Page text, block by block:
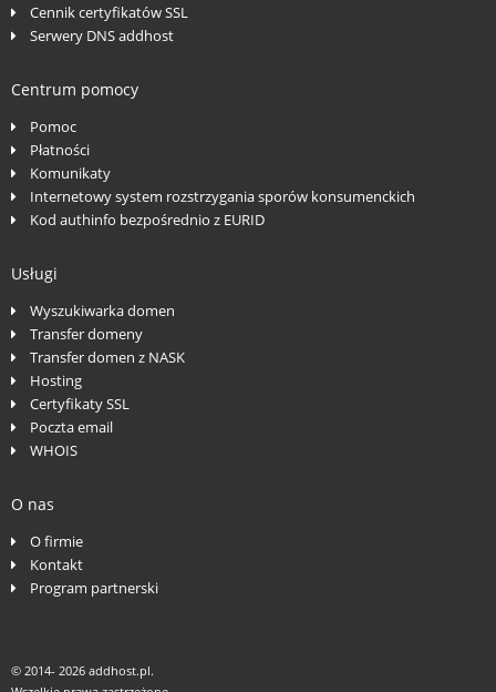
Cennik certyfikatów SSL
Serwery DNS addhost
Centrum pomocy
Pomoc
Płatności
Komunikaty
Internetowy system rozstrzygania sporów konsumenckich
Kod authinfo bezpośrednio z EURID
Usługi
Wyszukiwarka domen
Transfer domeny
Transfer domen z NASK
Hosting
Certyfikaty SSL
Poczta email
WHOIS
O nas
O firmie
Kontakt
Program partnerski
© 2014- 2026 addhost.pl.